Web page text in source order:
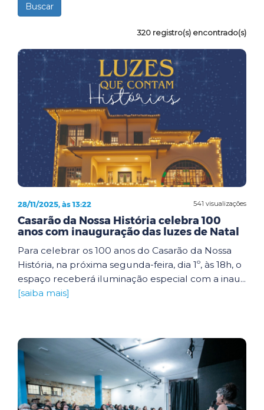
320 registro(s) encontrado(s)
541 visualizações
28/11/2025, às 13:22
Casarão da Nossa História celebra 100
anos com inauguração das luzes de Natal
Para celebrar os 100 anos do Casarão da Nossa
História, na próxima segunda-feira, dia 1º, às 18h, o
espaço receberá iluminação especial com a inau...
[saiba mais]